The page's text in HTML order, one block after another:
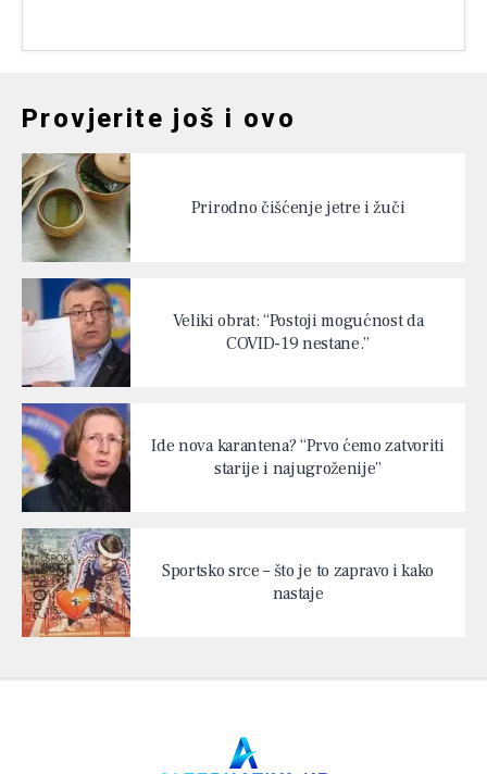
Provjerite još i ovo
Prirodno čišćenje jetre i žuči
Veliki obrat: “Postoji mogućnost da
COVID-19 nestane.”
Ide nova karantena? “Prvo ćemo zatvoriti
starije i najugroženije”
Sportsko srce – što je to zapravo i kako
nastaje